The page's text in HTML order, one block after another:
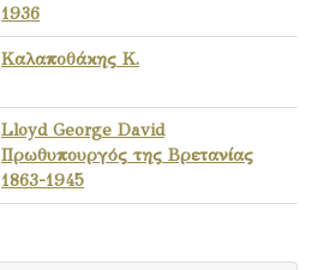
1936
Καλαποθάκης Κ.
Lloyd George David
Πρωθυπουργός της Βρετανίας
1863-1945